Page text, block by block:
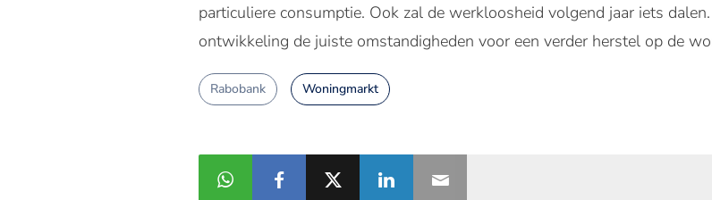
particuliere consumptie. Ook zal de werkloosheid volgend jaar iets
ontwikkeling de juiste omstandigheden voor een verder herstel op de
Rabobank Woningmarkt